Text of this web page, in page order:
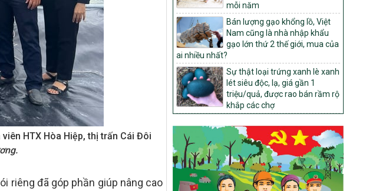
HTX Hòa Hiệp, thị trấn Cái Đôi
riêng đã góp phần giúp nâng cao
1451/QĐ-UBND
Phê duyệt danh sách các xã thuộc nhóm
1, nhóm 2, nhóm 3 trong xây dựng nông
thôn mới giai đoạn 2026-2030 trên địa
bàn tỉnh Nghệ An
103/PTNT-NTM
Về việc đăng ký thực hiện Dự án liên kết
theo chuỗi giá trị thuộc Dự án 2 –
Chương trình Mục tiêu quốc gia Giảm
được kéo dài sang năm 2026
827/QĐ-BNNMT
Quyết định Ban hành Kế hoạch triển khai
thực hiện Chương trình mục tiêu quốc gia
xây dựng nông thôn mới, giảm nghèo
mỗi năm
Bán lượng gạo khổng lồ, Việt
Nam cũng là nhà nhập khẩu
gạo lớn thứ 2 thế giới, mua của
ai nhiều nhất?
Sự thật loại trứng xanh lè xanh
lét siêu độc, lạ, giá gần 1
triệu/quả, được rao bán rầm rộ
khắp các chợ